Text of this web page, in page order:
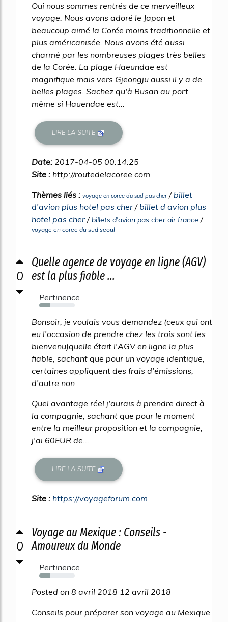
Oui nous sommes rentrés de ce merveilleux
voyage. Nous avons adoré le Japon et
beaucoup aimé la Corée moins traditionnelle et
plus américanisée. Nous avons été aussi
charmé par les nombreuses plages très belles
de la Corée. La plage Haeundae est
magnifique mais vers Gjeongju aussi il y a de
belles plages. Sachez qu'à Busan au port
même si Hauendae est...
LIRE LA SUITE
Date: 2017-04-05 00:14:25
Site : http://routedelacoree.com
Thèmes liés : voyage en coree du sud pas cher / billet
d'avion plus hotel pas cher / billet d avion plus
hotel pas cher /billets d'avion pas cher air france /
voyage en coree du sud seoul
0
Quelle agence de voyage en ligne (AGV)
est la plus fiable ...
Pertinence
31%
Bonsoir, je voulais vous demandez (ceux qui ont
eu l'occasion de prendre chez les trois sont les
bienvenu)quelle était l'AGV en ligne la plus
fiable, sachant que pour un voyage identique,
certaines appliquent des frais d'émissions,
d'autre non
Quel avantage réel j'aurais à prendre direct à
la compagnie, sachant que pour le moment
entre la meilleur proposition et la compagnie,
j'ai 60EUR de...
LIRE LA SUITE
Site : https://voyageforum.com
0
Voyage au Mexique : Conseils -
Amoureux du Monde
Pertinence
31%
Posted on 8 avril 2018 12 avril 2018
Conseils pour préparer son voyage au Mexique